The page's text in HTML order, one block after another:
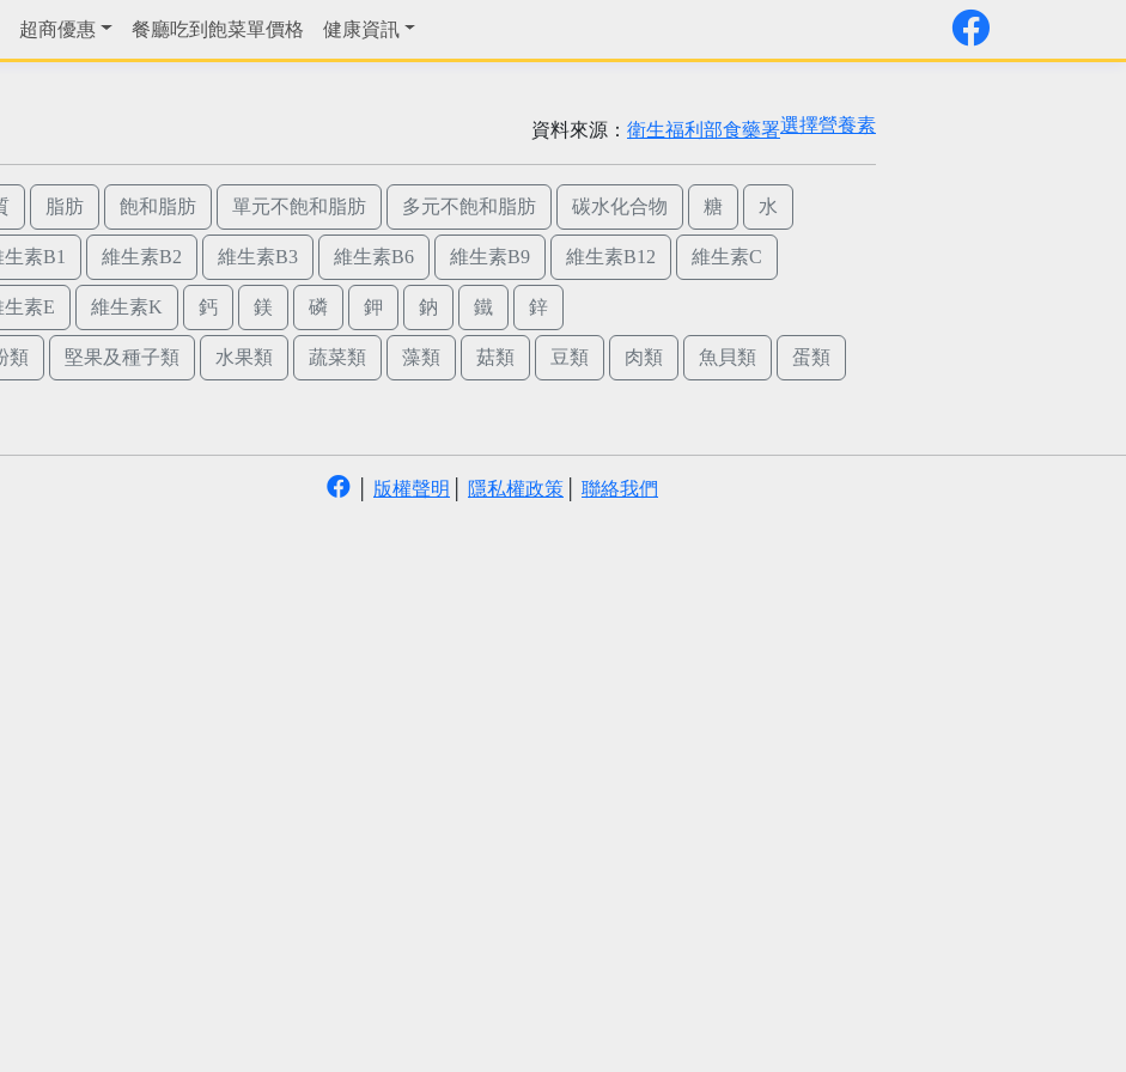
超商優惠 餐廳吃到飽菜單價格 健康資訊
選擇營養素
資料來源： 衛生福利部食藥署
脂肪 飽和脂肪 單元不飽和脂肪 多元不飽和脂肪 碳水化合物 糖 水
生素B1 維生素B2 維生素B3 維生素B6 維生素B9 維生素B12 維生素C
生素E 維生素K 鈣 鎂 磷 鉀 鈉 鐵 鋅
類 堅果及種子類 水果類 蔬菜類 藻類 菇類 豆類 肉類 魚貝類 蛋類
版權聲明 隱私權政策 聯絡我們